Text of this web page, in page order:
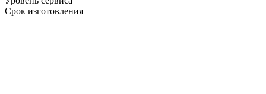
Срок изготовления